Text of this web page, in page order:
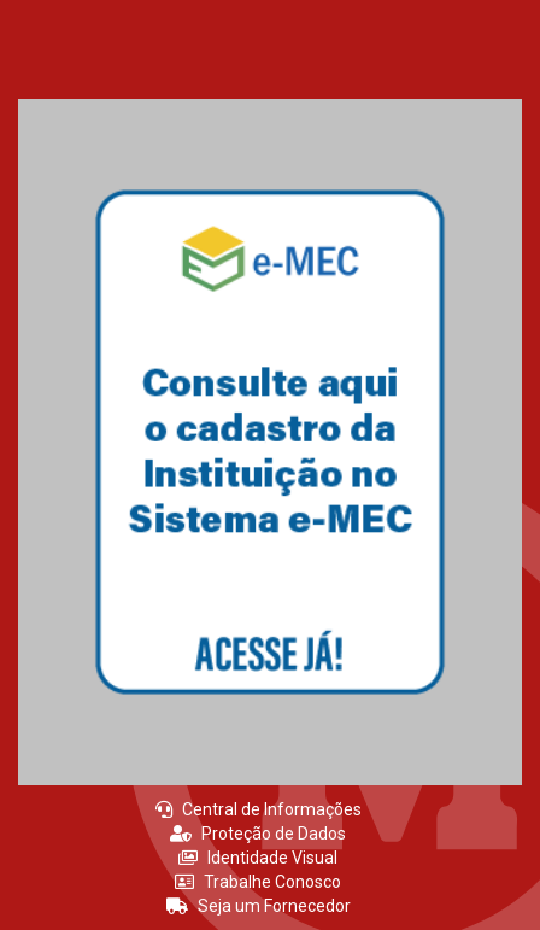
Central de Informações
Proteção de Dados
Identidade Visual
Trabalhe Conosco
Seja um Fornecedor